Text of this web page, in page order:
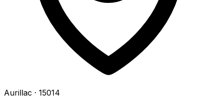
Aurillac · 15014